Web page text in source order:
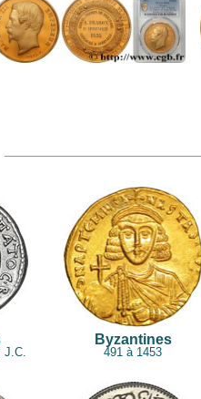
J.C.
Byzantines
491 à 1453